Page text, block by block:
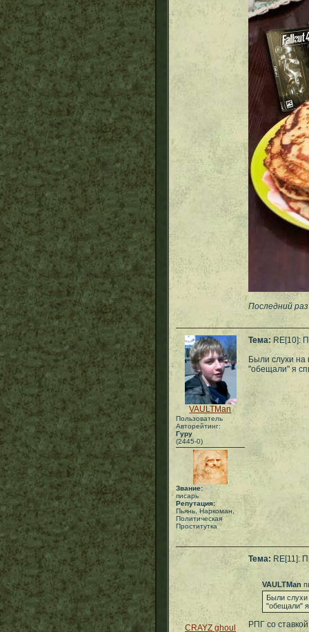
Последний
VAULTMan
Пользователь
Авторейтинг:
Гуру
(2445-0)
Звание:
писарь
Репутация:
Пьянь, Наркоман,
Политическая
Проститутка
Тема: RE[10]:
Были слухи на
"обещали" я
CRAYZ ghoul
Тема: RE[11]:
VAULTMan
Были слухи
"обещали" я
РПГ со